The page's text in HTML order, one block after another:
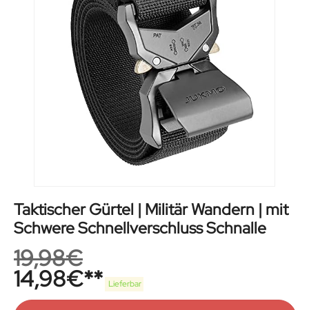
Taktischer Gürtel | Militär Wandern | mit
Schwere Schnellverschluss Schnalle
19,98€
14,98€ Lieferbar